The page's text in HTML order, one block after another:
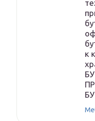
к